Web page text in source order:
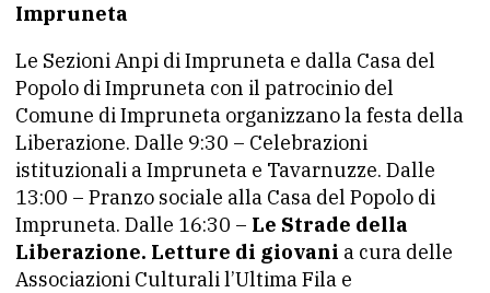
Impruneta
Le Sezioni Anpi di Impruneta e dalla Casa del
Popolo di Impruneta con il patrocinio del
Comune di Impruneta organizzano la festa della
Liberazione. Dalle 9:30 – Celebrazioni
istituzionali a Impruneta e Tavarnuzze. Dalle
13:00 – Pranzo sociale alla Casa del Popolo di
Impruneta. Dalle 16:30 – Le Strade della
Liberazione. Letture di giovani a cura delle
Associazioni Culturali l’Ultima Fila e